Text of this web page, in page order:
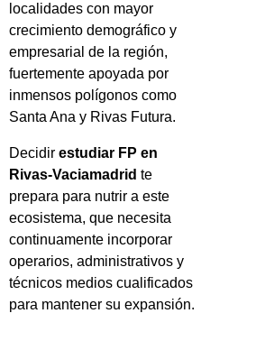
localidades con mayor
crecimiento demográfico y
empresarial de la región,
fuertemente apoyada por
inmensos polígonos como
Santa Ana y Rivas Futura.
Decidir estudiar FP en
Rivas-Vaciamadrid te
prepara para nutrir a este
ecosistema, que necesita
continuamente incorporar
operarios, administrativos y
técnicos medios cualificados
para mantener su expansión.